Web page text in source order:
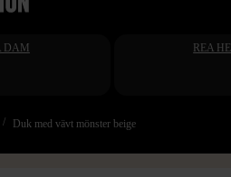
DAM REA
Duk med vävt mönster beige